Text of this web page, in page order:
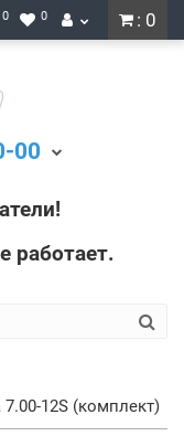
: 0
0 0
00
работает.
7.00-12S (комплект)